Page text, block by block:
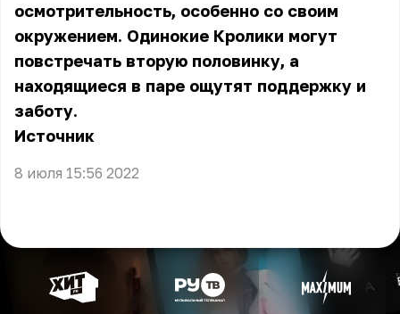
осмотрительность, особенно со своим
окружением. Одинокие Кролики могут
повстречать вторую половинку, а
находящиеся в паре ощутят поддержку и
заботу.
Источник
8 июля 15:56 2022